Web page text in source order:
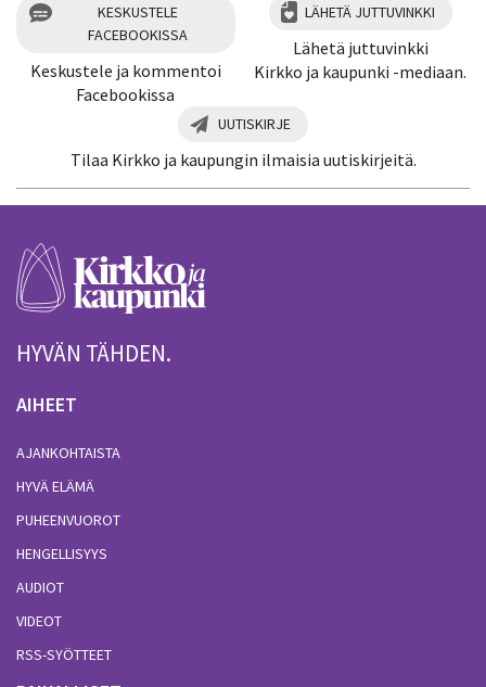
KESKUSTELE
FACEBOOKISSA
Keskustele ja kommentoi
Facebookissa
LÄHETÄ JUTTUVINKKI
Lähetä juttuvinkki
Kirkko ja kaupunki -mediaan.
UUTISKIRJE
Tilaa Kirkko ja kaupungin ilmaisia uutiskirjeitä.
HYVÄN TÄHDEN.
AIHEET
AJANKOHTAISTA
HYVÄ ELÄMÄ
PUHEENVUOROT
HENGELLISYYS
AUDIOT
VIDEOT
RSS-SYÖTTEET